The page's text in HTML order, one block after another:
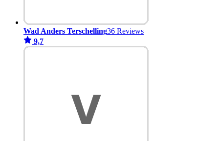
Wad Anders Terschelling36 Reviews
9,7